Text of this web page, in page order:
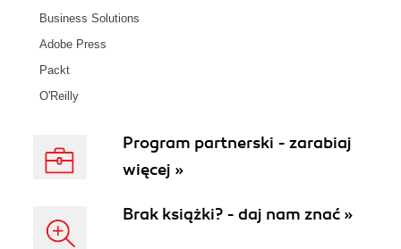
Business Solutions
Adobe Press
Packt
O'Reilly
Program partnerski - zarabiaj
więcej »
Brak książki? - daj nam znać »